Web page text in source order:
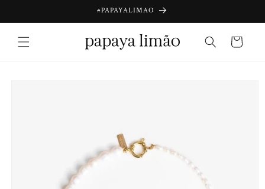
conteúdo
#PAPAYALIMAO
Carrinho